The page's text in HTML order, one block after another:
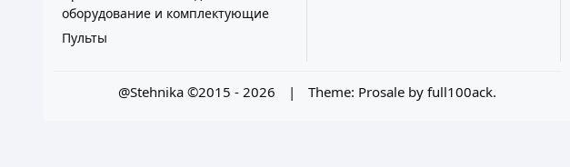
оборудование и комплектующие
Пульты
@Stehnika ©2015 - 2026 | Theme: Prosaleby full100ack.